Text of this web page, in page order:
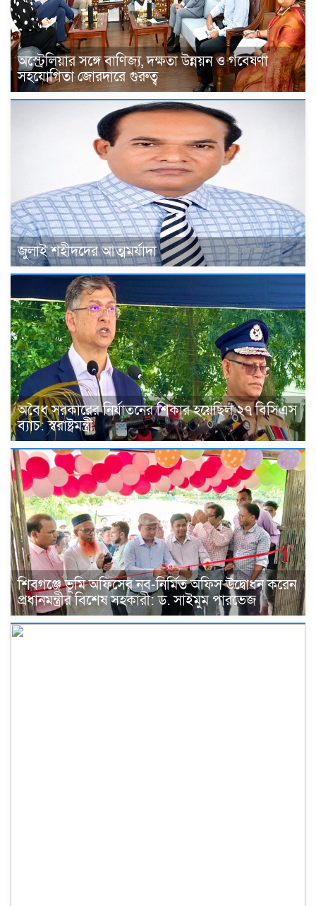
অস্ট্রেলিয়ার সঙ্গে বাণিজ্য, দক্ষতা উন্নয়ন ও গবেষণা
সহযোগিতা জোরদারে গুরুত্ব
জুলাই শহীদদের আত্মমর্যাদা
অবৈধ সরকারের নির্যাতনের শিকার হয়েছিল ২৭ বিসিএস
ব্যাচ: স্বরাষ্ট্রমন্ত্রী
শিবগঞ্জে ভূমি অফিসের নব-নির্মিত অফিস উদ্বোধন করেন
প্রধানমন্ত্রীর বিশেষ সহকারী: ড. সাইমুম পারভেজ